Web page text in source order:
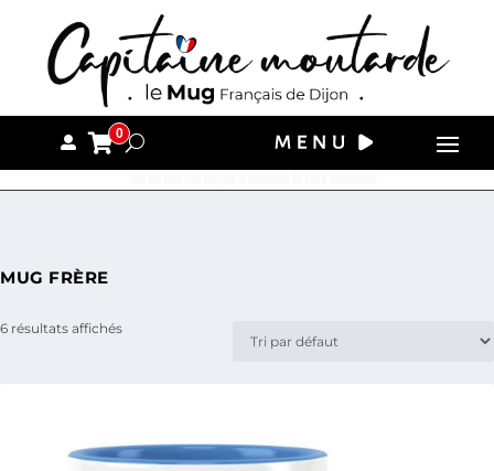
0
MUG FRÈRE
6 résultats affichés